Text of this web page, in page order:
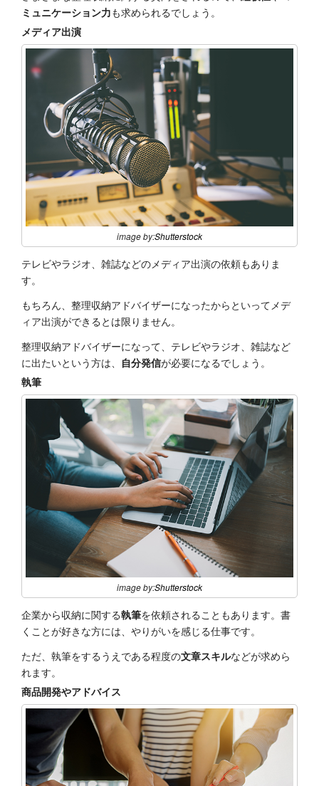
ミュニケーション力も求められるでしょう。
メディア出演
image by:Shutterstock
テレビやラジオ、雑誌などのメディア出演の依頼もありま
す。
もちろん、整理収納アドバイザーになったからといってメデ
ィア出演ができるとは限りません。
整理収納アドバイザーになって、テレビやラジオ、雑誌など
に出たいという方は、 自分発信が必要になるでしょう。
執筆
image by:Shutterstock
企業から収納に関する執筆を依頼されることもあります。書
くことが好きな方には、やりがいを感じる仕事です。
ただ、執筆をするうえである程度の文章スキルなどが求めら
れます。
商品開発やアドバイス